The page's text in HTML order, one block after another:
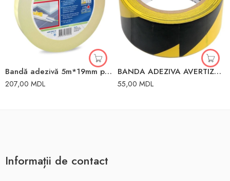
Bandă adezivă 5m*19mm pentru uși
207,00 MDL
BANDA ADEZIVA AVERTIZARE GALBEN-NEAGRA 48mmX33m VOREL
55,00 MDL
Informații de contact